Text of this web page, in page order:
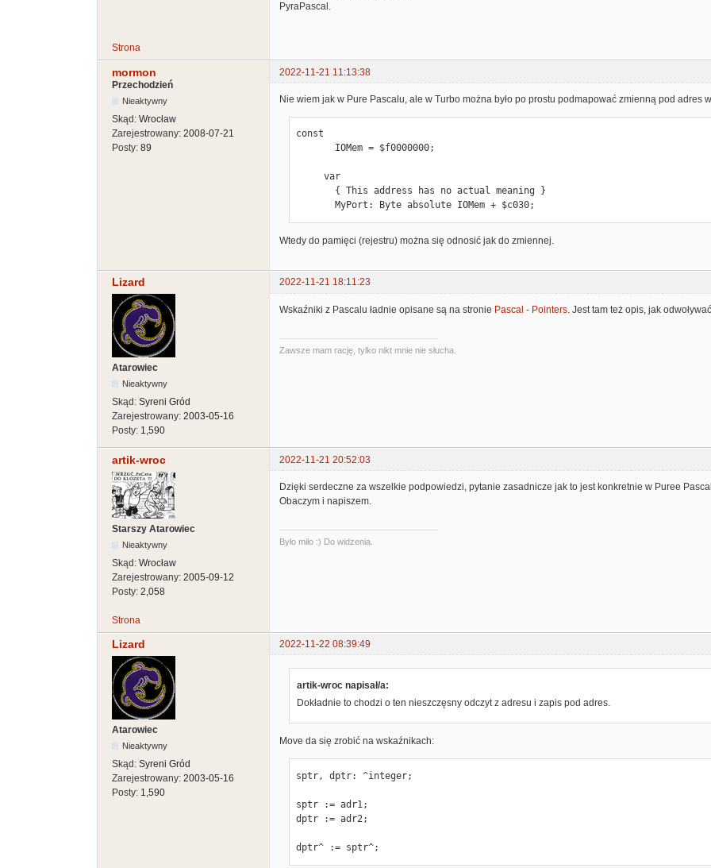
PyraPascal.
Strona
mormon
2022-11-21 11:13:38
Przechodzień
Nieaktywny
Skąd: Wrocław
Zarejestrowany: 2008-07-21
Posty: 89
Nie wiem jak w Pure Pascalu, ale w Turbo można było po prostu podmapować zmienną pod adres
const
     var
       MyPort: Byte absolute IOMem + $c030;
Wtedy do pamięci (rejestru) można się odnosić jak do zmiennej.
Lizard 2022-11-21 18:11:23
Atarowiec
Nieaktywny
Skąd: Syreni Gród
Zarejestrowany: 2003-05-16
Posty: 1,590
Wskaźniki z Pascalu ładnie opisane są na stronie Pascal - Pointers . Jest tam też opis, jak
Zawsze mam rację, tylko nikt mnie nie słucha.
artik-wroc 2022-11-21 20:52:03
Starszy Atarowiec
Nieaktywny
Skąd: Wrocław
Zarejestrowany: 2005-09-12
Posty: 2,058
Dzięki serdeczne za wszelkie podpowiedzi, pytanie zasadnicze jak to jest konkretnie w Puree
Obaczym i napiszem.
Było miło :) Do widzenia.
Strona
Lizard 2022-11-22 08:39:49
Atarowiec
Nieaktywny
Skąd: Syreni Gród
Zarejestrowany: 2003-05-16
Posty: 1,590
artik-wroc napisał/a:
Dokładnie to chodzi o ten nieszczęsny odczyt z adresu i zapis pod adres.
Move da się zrobić na wskaźnikach:
sptr, dptr: ^integer;
sptr := adr1;
dptr := adr2;
dptr^ := sptr^;